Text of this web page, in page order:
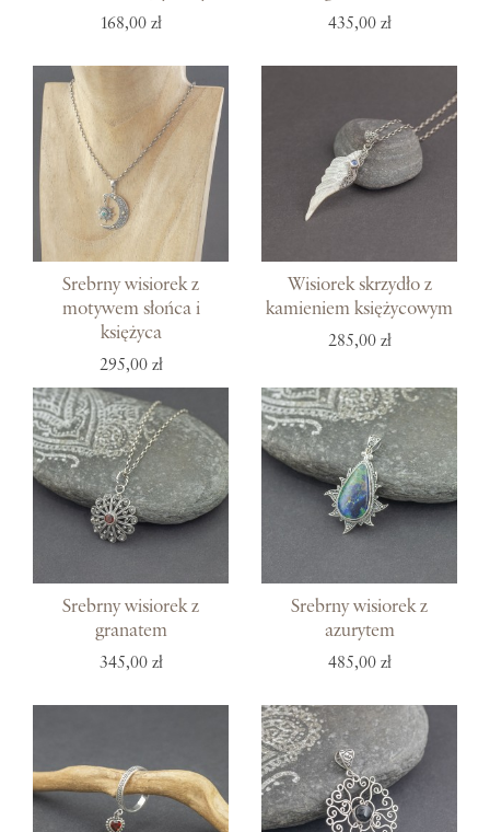
168,00 zł 435,00 zł
Srebrny wisiorek z
motywem słońca i
księżyca
295,00 zł
Wisiorek skrzydło z
kamieniem księżycowym
285,00 zł
Srebrny wisiorek z
granatem
345,00 zł
Srebrny wisiorek z
azurytem
485,00 zł